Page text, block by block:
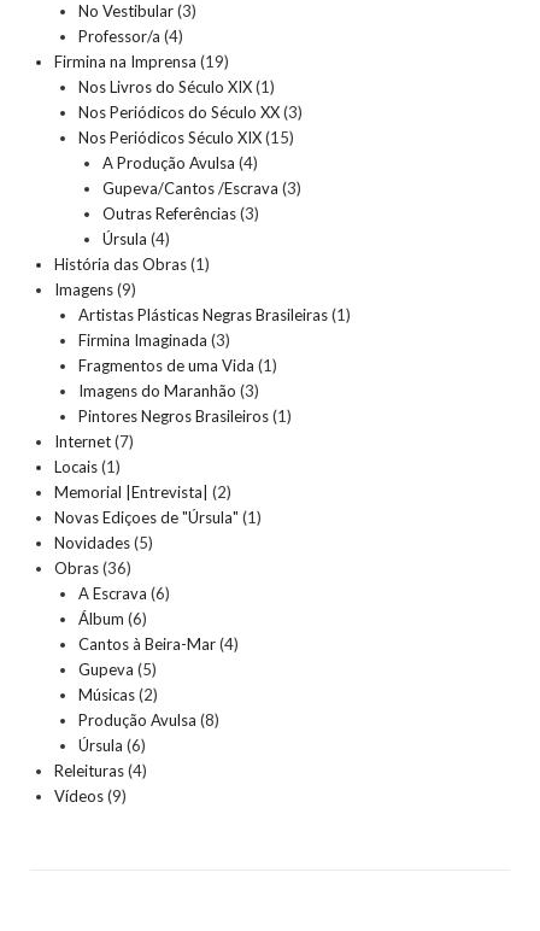
No Vestibular(3)
Professor/a (4)
Firmina na Imprensa (19)
Nos Livros do Século XIX(1)
Nos Periódicos do Século XX(3)
Nos Periódicos Século XIX(15)
A Produção Avulsa (4)
Gupeva/Cantos /Escrava (3)
Outras Referências(3)
Úrsula (4)
História das Obras(1)
Imagens(9)
Artistas Plásticas Negras Brasileiras(1)
Firmina Imaginada (3)
Fragmentos de uma Vida (1)
Imagens do Maranhão (3)
Pintores Negros Brasileiros(1)
Internet(7)
Locais(1)
Memorial |Entrevista| (2)
Novas Ediçoes de "Úrsula" (1)
Novidades(5)
Obras(36)
A Escrava (6)
Álbum (6)
Cantos à Beira-Mar(4)
Gupeva (5)
Músicas(2)
Produção Avulsa (8)
Úrsula (6)
Releituras(4)
Vídeos(9)